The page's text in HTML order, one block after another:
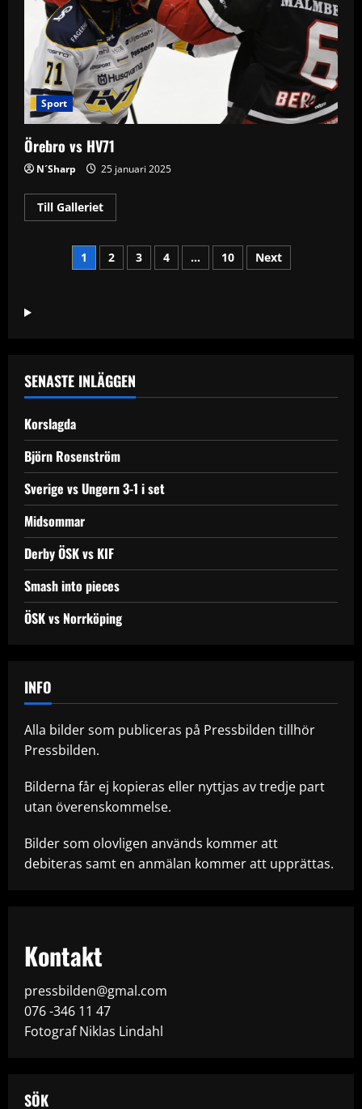
Sport
Örebro vs HV71
N´Sharp 25 januari 2025
Till GallerietRead
more
vs
HV71
Sidnumrering
1 2 3 4 … 10 Next
SENASTE INLÄGGEN
Korslagda
Björn Rosenström
Sverige vs Ungern 3-1 i set
Midsommar
Derby ÖSK vs KIF
Smash into pieces
ÖSK vs Norrköping
INFO
Alla bilder som publiceras på Pressbilden tillhör
Pressbilden.
Bilderna får ej kopieras eller nyttjas av tredje part
utan överenskommelse.
Bilder som olovligen används kommer att
debiteras samt en anmälan kommer att upprättas.
Kontakt
pressbilden@gmal.com
076 -346 11 47
Fotograf Niklas Lindahl
SÖK